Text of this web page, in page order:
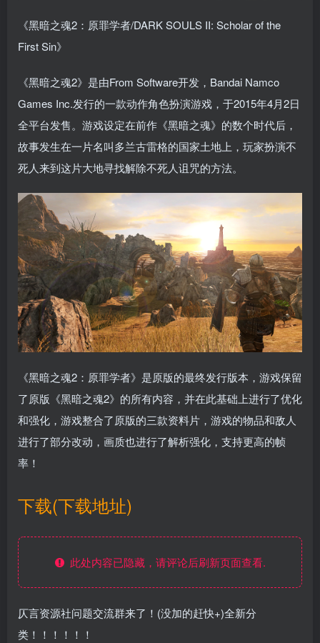
《黑暗之魂2：原罪学者/DARK SOULS II: Scholar of the
First Sin》
《黑暗之魂2》是由From Software开发，Bandai Namco
Games Inc.发行的一款动作角色扮演游戏，于2015年4月2日
全平台发售。游戏设定在前作《黑暗之魂》的数个时代后，
故事发生在一片名叫多兰古雷格的国家土地上，玩家扮演不
死人来到这片大地寻找解除不死人诅咒的方法。
《黑暗之魂2：原罪学者》是原版的最终发行版本，游戏保留
了原版《黑暗之魂2》的所有内容，并在此基础上进行了优化
和强化，游戏整合了原版的三款资料片，游戏的物品和敌人
进行了部分改动，画质也进行了解析强化，支持更高的帧
率！
下载(下载地址)
此处内容已隐藏，请评论后刷新页面查看.
仄言资源社问题交流群来了！(没加的赶快+)全新分
类！！！！！！